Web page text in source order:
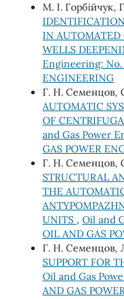
М. І. Горбійчук,
IN AUTOMATED
WELLS
Engineering: No.
ENGINEERING
Г. Н. Семенцов,
AUTOMATIC
OF
and Gas Power
GAS POWER
Г. Н. Семенцов,
STRUCTURAL
THE
UNITS , Oil and
OIL AND GAS
Г. Н. Семенцов,
SUPPORT FOR
Oil and Gas
AND GAS